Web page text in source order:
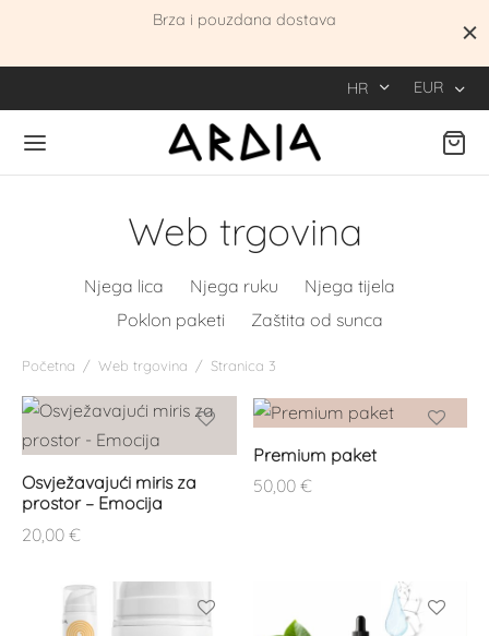
Brza i pouzdana dostava
HR EUR
Web trgovina
Njega lica Njega ruku
Njega tijela
Poklon paketi
Zaštita od sunca
Početna / Web trgovina / Stranica 3
Osvježavajući miris za
prostor – Emocija
20,00 €
Premium paket
50,00 €